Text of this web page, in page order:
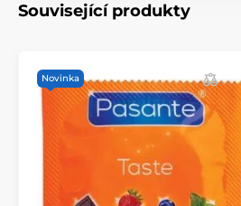
Související produkty
Novinka